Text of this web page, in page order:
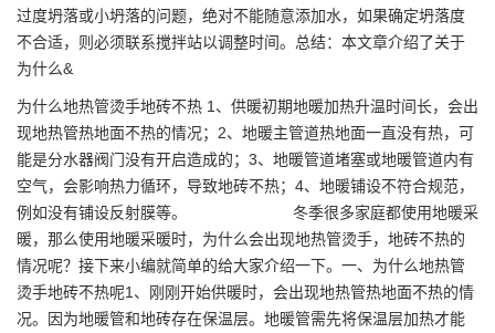
过度坍落或小坍落的问题，绝对不能随意添加水，如果确定坍落度
不合适，则必须联系搅拌站以调整时间。总结：本文章介绍了关于
为什么&
为什么地热管烫手地砖不热 1、供暖初期地暖加热升温时间长，会出
现地热管热地面不热的情况；2、地暖主管道热地面一直没有热，可
能是分水器阀门没有开启造成的；3、地暖管道堵塞或地暖管道内有
空气，会影响热力循环，导致地砖不热；4、地暖铺设不符合规范，
例如没有铺设反射膜等。 冬季很多家庭都使用地暖采
暖，那么使用地暖采暖时，为什么会出现地热管烫手，地砖不热的
情况呢？接下来小编就简单的给大家介绍一下。一、为什么地热管
烫手地砖不热呢1、刚刚开始供暖时，会出现地热管热地面不热的情
况。因为地暖管和地砖存在保温层。地暖管需先将保温层加热才能